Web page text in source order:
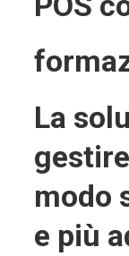
La
modo
e più